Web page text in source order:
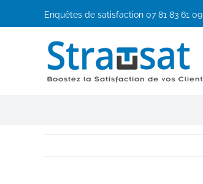
Enquêtes de satisfaction 07 81 83 61 09